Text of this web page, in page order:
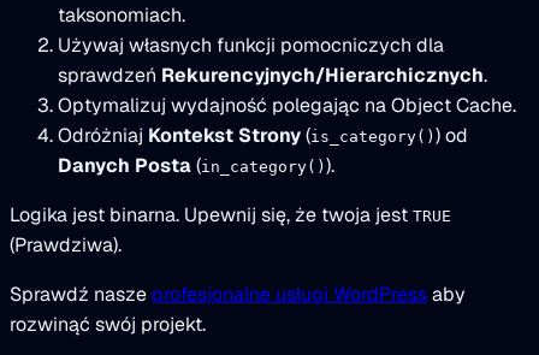
taksonomiach.
Używaj własnych funkcji pomocniczych dla
sprawdzeń Rekurencyjnych/Hierarchicznych.
Optymalizuj wydajność polegając na Object Cache.
Odróżniaj Kontekst Strony(is_category() ) od
Danych Posta(in_category() ).
Logika jest binarna. Upewnij się, że twoja jest TRUE
(Prawdziwa).
Sprawdź nasze profesjonalne usługi WordPressaby
rozwinąć swój projekt.